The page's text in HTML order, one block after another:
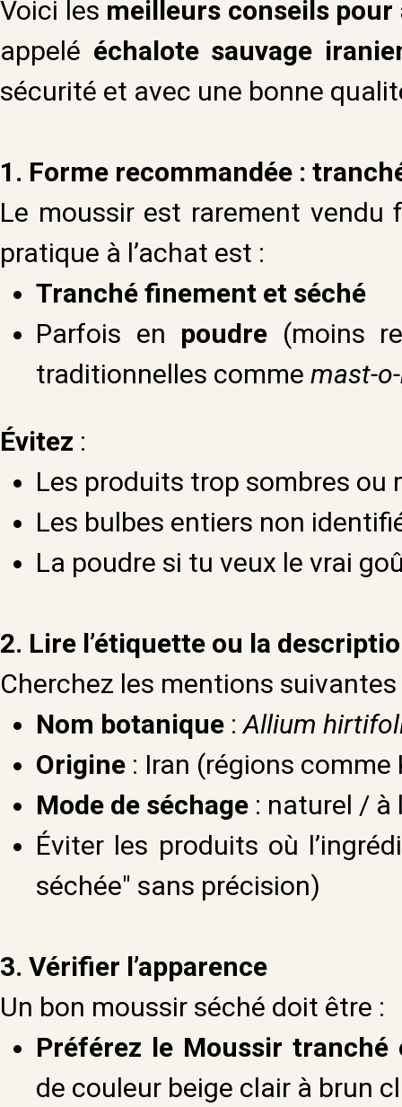
Voici les meilleurs conseils
appelé échalote sauvage
sécurité et avec une bonne
1. Forme recommandée :
Le moussir est rarement vendu
pratique à l’achat est :
Tranché finement et séché
Parfois en poudre (moins
traditionnelles comme mast-
Évitez :
Les produits trop sombres ou
Les bulbes entiers non
La poudre si tu veux le vrai
2. Lire l’étiquette ou la
Cherchez les mentions suivantes
Nom botanique :Allium
Origine : Iran (régions
Mode de séchage : naturel / à
Éviter les produits où
séchée" sans précision)
3. Vérifier l’apparence
Un bon moussir séché doit être :
Préférez le Moussir tranché
de couleur beige clair à brun